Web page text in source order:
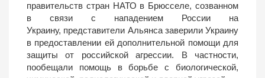
правительств стран НАТО в Брюсселе, созванном
в связи с нападением России на
Украину, представители Альянса заверили Украину
в предоставлении ей дополнительной помощи для
защиты от российской агрессии. В частности,
пообещали помощь в борьбе с биологической,